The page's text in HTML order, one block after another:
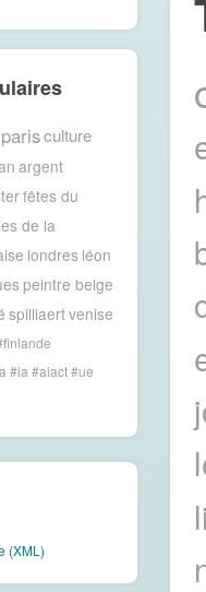
parisculture
argent
fêtes du
de la
londres léon
peintre belge
spilliaertvenise
#ia #aiact #ue
(XML)